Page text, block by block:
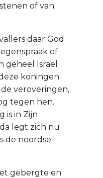
of van
daar God
of
Israël
koningen
veroveringen,
tegen hen.
is in Zijn
legt zich nu
de noordse
gebergte en